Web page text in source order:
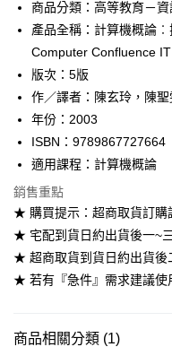
Google Pay
ATM付款
運送方式
全家取貨付款
每筆NT$60
付款後全家取貨
每筆NT$60
7-11取貨付款
付款後7-11取貨
商品分類：高等教育－
產品全稱：計算機概論
Computer Confluence IT
版次：5版
作／譯者：陳玄玲，陳
年份：2003
ISBN：9789867727664
適用課程：計算機概論
銷售重點
★ 購買提示：超商取貨訂購
★ 宅配到貨日約出貨後一~
★ 超商取貨到貨日約出貨後
★ 若有『急件』需求建議使
商品相關分類 (1)